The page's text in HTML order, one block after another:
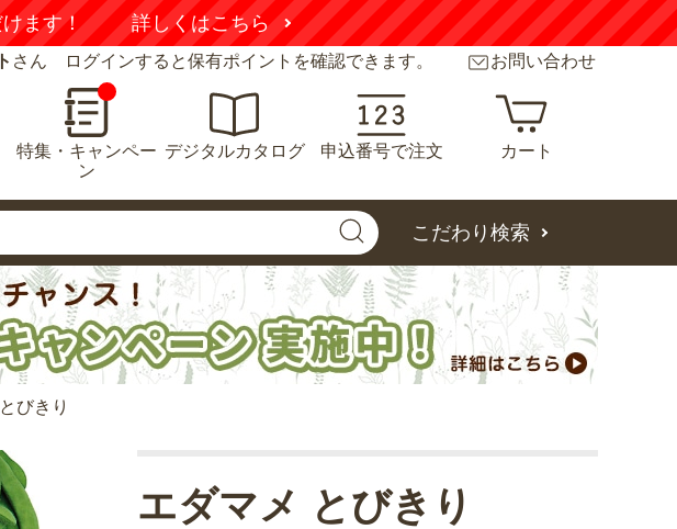
ます！ 詳しくはこちら
さん ログインすると保有ポイントを確認できます。 お問い合わせ
特集・キャンペー
ン
デジタルカタログ 申込番号で注文 カート
こだわり検索
びきり
エダマメ とびきり